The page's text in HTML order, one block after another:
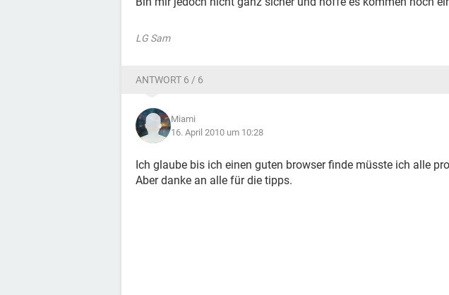
LG Sam
ANTWORT 6 / 6
Miami
16. April 2010 um 10:28
Ich glaube bis ich einen guten browser finde müsste ich alle
Aber danke an alle für die tipps.